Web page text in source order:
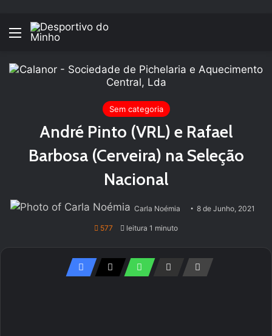
Menu
Sem categoria
André Pinto (VRL) e Rafael
Barbosa (Cerveira) na Seleção
Nacional
Carla Noémia 8 de Junho, 2021
577 leitura 1 minuto